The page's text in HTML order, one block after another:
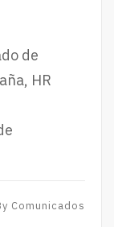
de
HR
Comunicados